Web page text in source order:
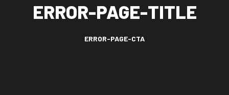
ERROR-PAGE-TITLE
ERROR-PAGE-CTA